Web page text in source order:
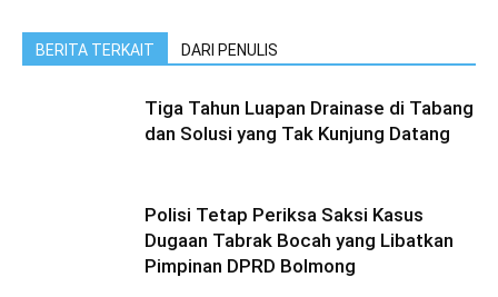
BERITA TERKAIT DARI PENULIS
Tiga Tahun Luapan Drainase di Tabang
dan Solusi yang Tak Kunjung Datang
Polisi Tetap Periksa Saksi Kasus
Dugaan Tabrak Bocah yang Libatkan
Pimpinan DPRD Bolmong